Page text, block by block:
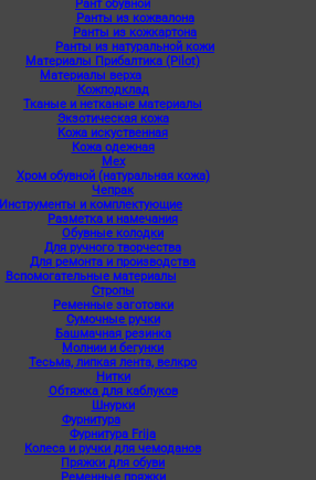
Рант обувной
Ранты из кожвалона
Ранты из кожкартона
Ранты из натуральной кожи
Материалы Прибалтика (Pilot)
Материалы верха
Кожподклад
Тканые и нетканые материалы
Экзотическая кожа
Кожа искуственная
Кожа одежная
Мех
Хром обувной (натуральная кожа)
Чепрак
Инструменты и комплектующие
Разметка и намечания
Обувные колодки
Для ручного творчества
Для ремонта и производства
Вспомогательные материалы
Стропы
Ременные заготовки
Сумочные ручки
Башмачная резинка
Молнии и бегунки
Тесьма, липкая лента, велкро
Нитки
Обтяжка для каблуков
Шнурки
Фурнитура
Фурнитура Frija
Колеса и ручки для чемоданов
Пряжки для обуви